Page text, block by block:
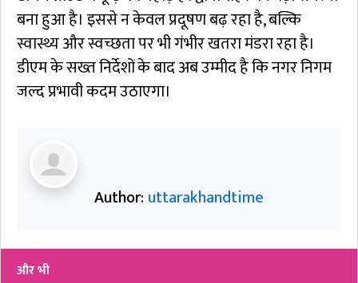
बना हुआ है। इससे न केवल प्रदूषण बढ़ रहा है, बल्कि
स्वास्थ्य और स्वच्छता पर भी गंभीर खतरा मंडरा रहा है।
डीएम के सख्त निर्देशों के बाद अब उम्मीद है कि नगर निगम
जल्द प्रभावी कदम उठाएगा।
Author:uttarakhandtime
और भी